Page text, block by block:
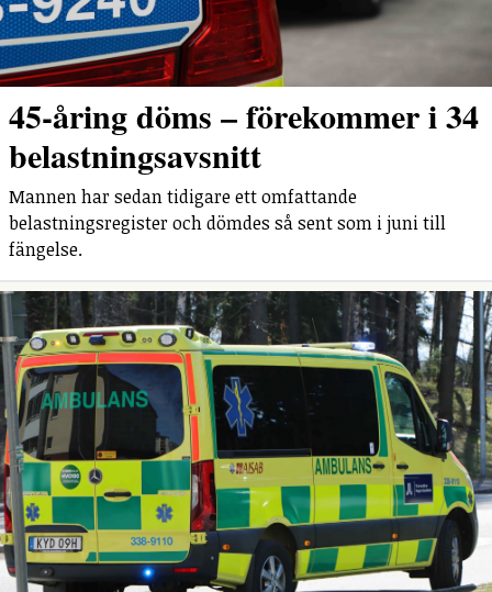
45-åring döms – förekommer i 34
belastningsavsnitt
Mannen har sedan tidigare ett omfattande
belastningsregister och dömdes så sent som i juni till
fängelse.